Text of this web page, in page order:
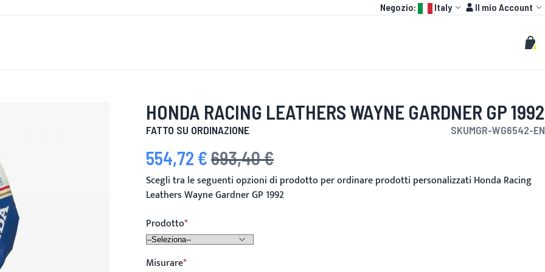
Language:
Negozio: Italy Account
Il mio Account
Cerca
Cerca
HONDA RACING LEATHERS WAYNE GARDNER GP 1992
FATTO SU ORDINAZIONE SKUMGR-WG6542-EN
Prezzo speciale
554,72 € Prezzo predefinito
693,40 €
Scegli tra le seguenti opzioni di prodotto per ordinare prodotti personalizzati Honda Racing
Leathers Wayne Gardner GP 1992
Prodotto
Misurare